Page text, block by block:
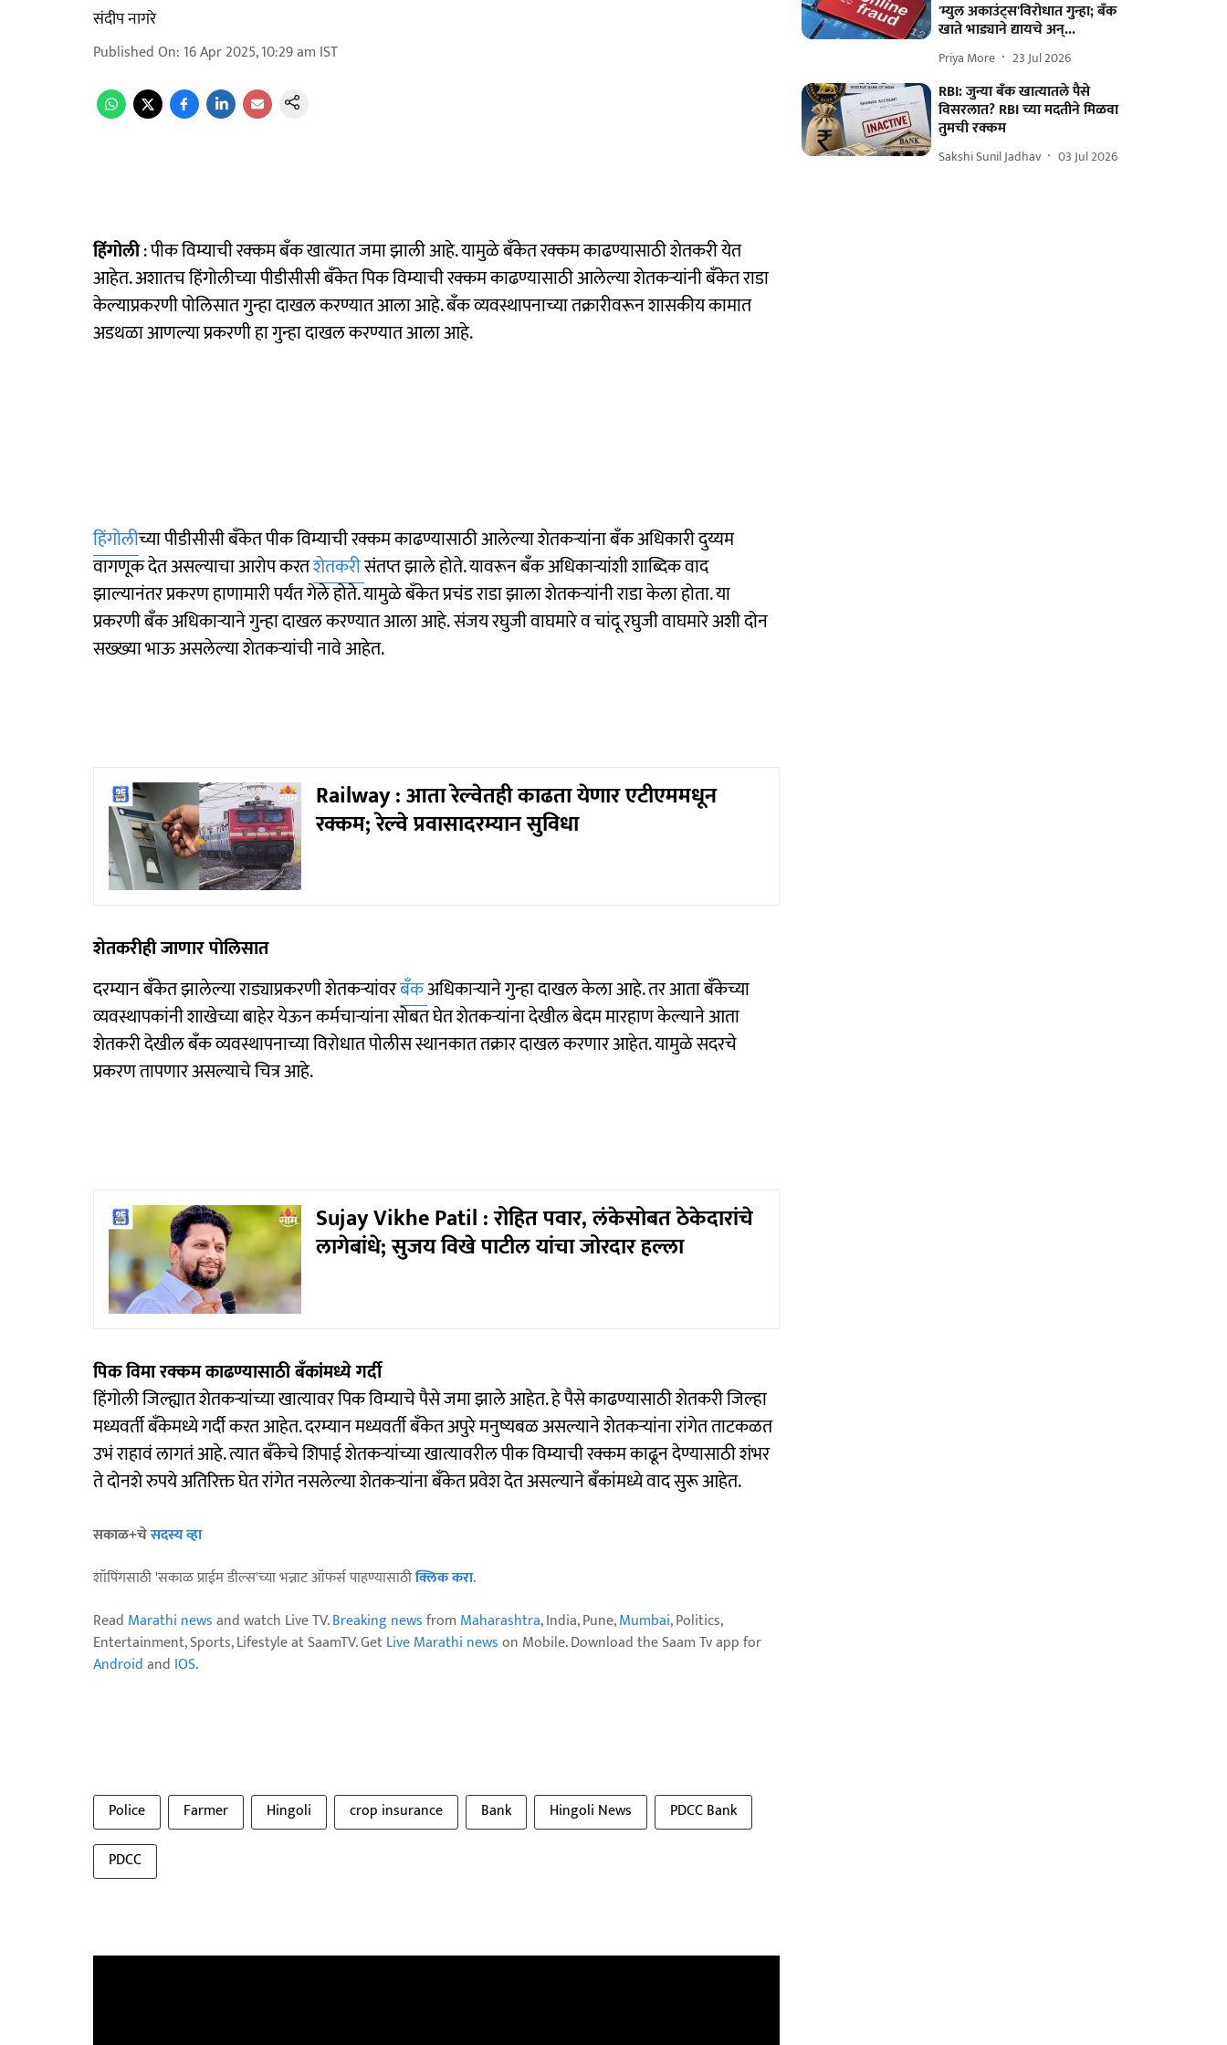
संदीप नागरे
Published On: 16 Apr 2025, 10:29 am IST
हिंगोली: पीक विम्याची रक्कम बँक खात्यात जमा झाली आहे. यामुळे बँकेत रक्कम काढण्यासाठी शेतकरी येत
आहेत. अशातच हिंगोलीच्या पीडीसीसी बँकेत पिक विम्याची रक्कम काढण्यासाठी आलेल्या शेतकऱ्यांनी बँकेत राडा
केल्याप्रकरणी पोलिसात गुन्हा दाखल करण्यात आला आहे. बँक व्यवस्थापनाच्या तक्रारीवरून शासकीय कामात
अडथळा आणल्या प्रकरणी हा गुन्हा दाखल करण्यात आला आहे.
हिंगोलीच्या पीडीसीसी बँकेत पीक विम्याची रक्कम काढण्यासाठी आलेल्या शेतकऱ्यांना बँक अधिकारी दुय्यम
वागणूक देत असल्याचा आरोप करतशेतकरीसंतप्त झाले होते. यावरून बँक अधिकाऱ्यांशी शाब्दिक वाद
झाल्यानंतर प्रकरण हाणामारी पर्यंत गेले होते. यामुळे बँकेत प्रचंड राडा झाला शेतकऱ्यांनी राडा केला होता. या
प्रकरणी बँक अधिकाऱ्याने गुन्हा दाखल करण्यात आला आहे. संजय रघुजी वाघमारे व चांदू रघुजी वाघमारे अशी दोन
सख्ख्या भाऊ असलेल्या शेतकऱ्यांची नावे आहेत.
Railway : आता रेल्वेतही काढता येणार एटीएममधून
रक्कम; रेल्वे प्रवासादरम्यान सुविधा
शेतकरीही जाणार पोलिसात
दरम्यान बँकेत झालेल्या राड्याप्रकरणी शेतकऱ्यांवरबँकअधिकाऱ्याने गुन्हा दाखल केला आहे. तर आता बँकेच्या
व्यवस्थापकांनी शाखेच्या बाहेर येऊन कर्मचाऱ्यांना सोबत घेत शेतकऱ्यांना देखील बेदम मारहाण केल्याने आता
शेतकरी देखील बँक व्यवस्थापनाच्या विरोधात पोलीस स्थानकात तक्रार दाखल करणार आहेत. यामुळे सदरचे
प्रकरण तापणार असल्याचे चित्र आहे.
Sujay Vikhe Patil : रोहित पवार, लंकेसोबत ठेकेदारांचे
लागेबांधे; सुजय विखे पाटील यांचा जोरदार हल्ला
पिक विमा रक्कम काढण्यासाठी बँकांमध्ये गर्दी
हिंगोली जिल्ह्यात शेतकऱ्यांच्या खात्यावर पिक विम्याचे पैसे जमा झाले आहेत. हे पैसे काढण्यासाठी शेतकरी जिल्हा
मध्यवर्ती बँकेमध्ये गर्दी करत आहेत. दरम्यान मध्यवर्ती बँकेत अपुरे मनुष्यबळ असल्याने शेतकऱ्यांना रांगेत ताटकळत
उभं राहावं लागतं आहे. त्यात बँकेचे शिपाई शेतकऱ्यांच्या खात्यावरील पीक विम्याची रक्कम काढून देण्यासाठी शंभर
ते दोनशे रुपये अतिरिक्त घेत रांगेत नसलेल्या शेतकऱ्यांना बँकेत प्रवेश देत असल्याने बँकांमध्ये वाद सुरू आहेत.
सकाळ+चेसदस्य व्हा
शॉपिंगसाठी 'सकाळ प्राईम डील्स'च्या भन्नाट ऑफर्स पाहण्यासाठीक्लिक करा.
Read Marathi newsand watch Live TV.Breaking newsfrom Maharashtra, India, Pune,Mumbai, Politics,
Entertainment, Sports, Lifestyle at SaamTV. GetLive Marathi newson Mobile. Download the Saam Tv app for
Androidand IOS.
Police Farmer Hingoli crop insurance Bank Hingoli News
PDCC Bank
PDCC
'म्युल अकाउंट्स'विरोधात गुन्हा; बँक
खाते भाड्याने द्यायचे अन्...
Priya More 23 Jul 2026
RBI: जुन्या बँक खात्यातले पैसे
विसरलात? RBI च्या मदतीने मिळवा
तुमची रक्कम
Sakshi Sunil Jadhav 03 Jul 2026